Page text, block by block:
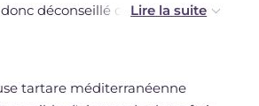
déconseillé de la congeler.
d'un jour. L'espadon doit
au congélateur pour être
tartare méditerranéenne